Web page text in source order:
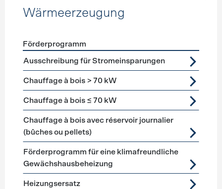
Wärmeerzeugung
Förderprogramme Wärmeerzeugung
Förderprogramm
Ausschreibung für Stromeinsparungen
Chauffage à bois > 70 kW
Chauffage à bois ≤ 70 kW
Chauffage à bois avec réservoir journalier
(bûches ou pellets)
Förderprogramm für eine klimafreundliche
Gewächshausbeheizung
Heizungsersatz